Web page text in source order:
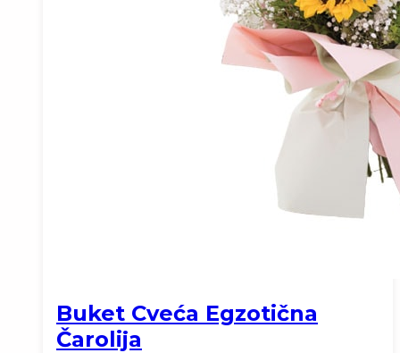
Buket Cveća Egzotična
Čarolija